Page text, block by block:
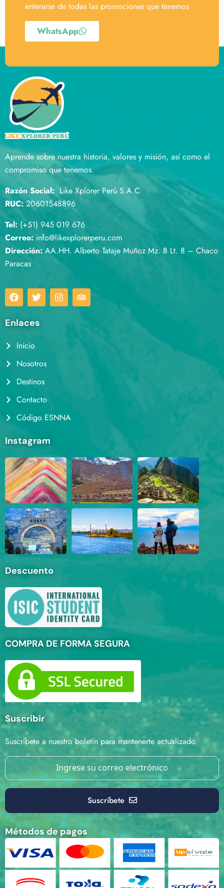
enterarse de todas las promociones que tenemos
WhatsApp
Aprende sobre nuestra historia, valores y misión, así como el
compromiso que tenemos.
Razón Social: Like Xplorer Perú S.A.C
RUC:20601548896
Tel: (+51) 945 019 676
Correo: info@likexplorerperu.com
Dirección: AA.HH. Alberto Tataje Muñoz Mz. B Lt. 8 – Chaco
Paracas
Enlaces
Inicio
Nosotros
Destinos
Contacto
Código ESNNA
Instagram
Descuento
COMPRA DE FORMA SEGURA
Suscribir
Suscríbete a nuestro boletín para mantenerte actualizado.
Suscríbete
Métodos de pagos